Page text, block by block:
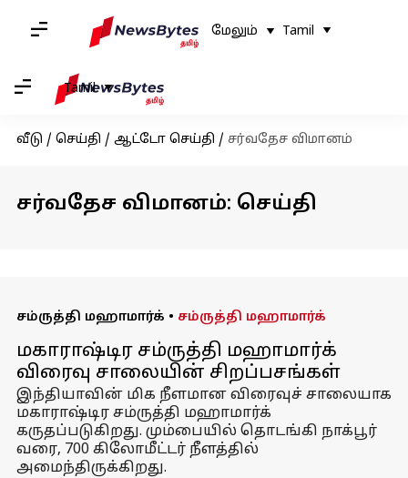
மேலும் Tamil
Tamil
வீடு / செய்தி / ஆட்டோ செய்தி / சர்வதேச விமானம்
சர்வதேச விமானம்: செய்தி
சம்ருத்தி மஹாமார்க் • சம்ருத்தி மஹாமார்க்
மகாராஷ்டிர சம்ருத்தி மஹாமார்க்
விரைவு சாலையின் சிறப்பசங்கள்
இந்தியாவின் மிக நீளமான விரைவுச் சாலையாக
மகாராஷ்டிர சம்ருத்தி மஹாமார்க்
கருதப்படுகிறது. மும்பையில் தொடங்கி நாக்பூர்
வரை, 700 கிலோமீட்டர் நீளத்தில்
அமைந்திருக்கிறது.